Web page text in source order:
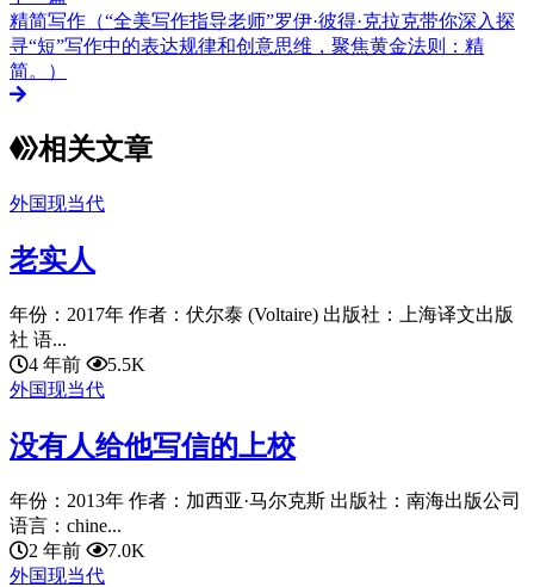
精简写作（“全美写作指导老师”罗伊·彼得·克拉克带你深入探
寻“短”写作中的表达规律和创意思维，聚焦黄金法则：精
简。）
相关文章
外国现当代
老实人
年份：2017年 作者：伏尔泰 (Voltaire) 出版社：上海译文出版
社 语...
4 年前
5.5K
外国现当代
没有人给他写信的上校
年份：2013年 作者：加西亚·马尔克斯 出版社：南海出版公司
语言：chine...
2 年前
7.0K
外国现当代